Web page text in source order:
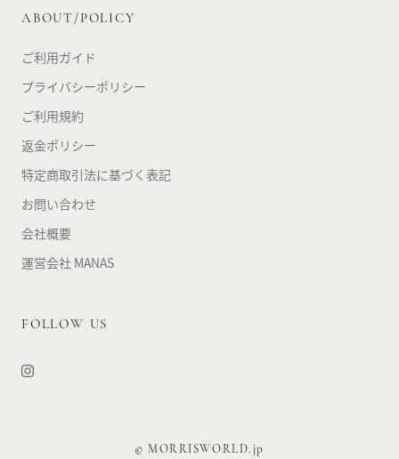
ABOUT/POLICY
ご利用ガイド
プライバシーポリシー
ご利用規約
返金ポリシー
特定商取引法に基づく表記
お問い合わせ
会社概要
運営会社 MANAS
FOLLOW US
© MORRISWORLD.jp